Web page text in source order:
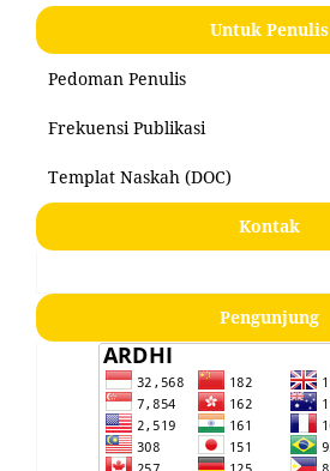
Untuk Penulis
Pedoman Penulis
Frekuensi Publikasi
Templat Naskah (DOC)
Kontak
Pengunjung